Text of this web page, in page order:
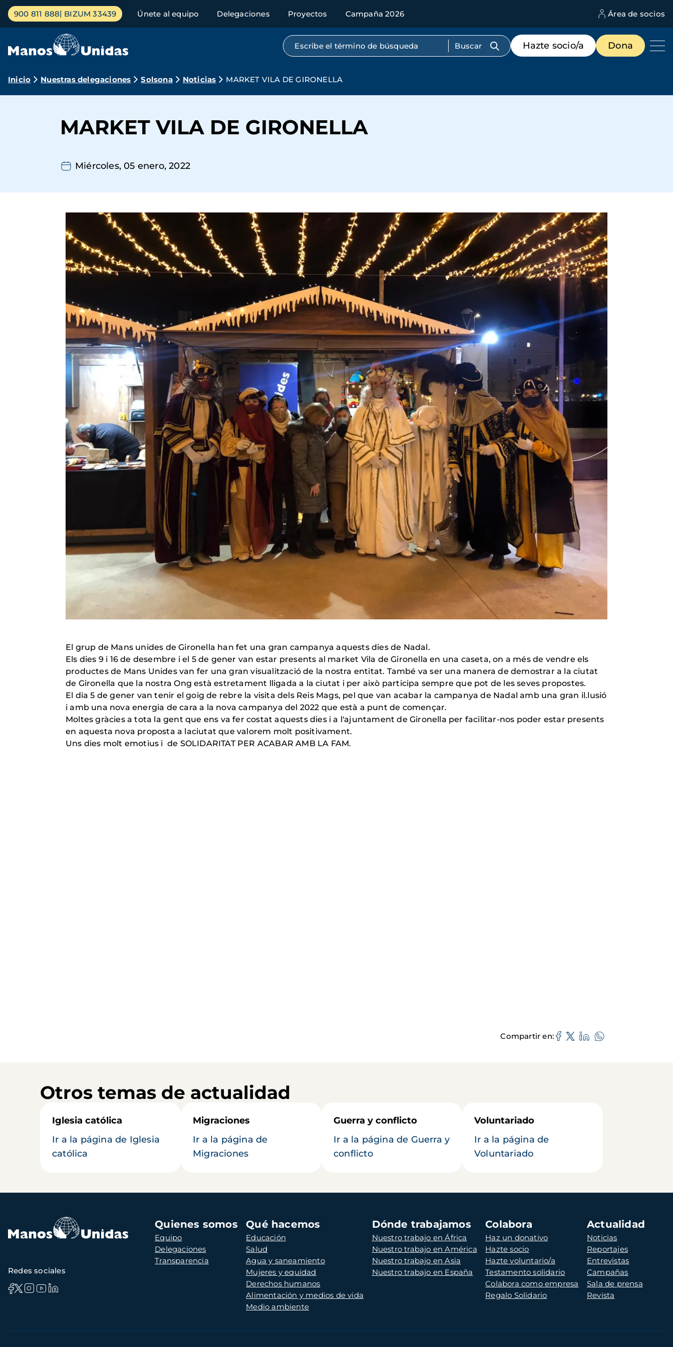
Pasar
contenido
Menú
principal
900 811 888 BIZUM 33439 Únete al equipo Delegaciones Proyectos Campaña 2026 Área de socios
Búsqueda por texto completo
Menú
de
destacados
Hazte socio/a Dona
Ruta
navegación
Inicio Nuestras delegaciones Solsona Noticias MARKET VILA DE GIRONELLA
MARKET VILA DE GIRONELLA
Miércoles, 05 enero, 2022
El grup de Mans unides de Gironella han fet una gran campanya aquests dies de Nadal.
Els dies 9 i 16 de desembre i el 5 de gener van estar presents al market Vila de Gironella en una caseta, on a més de vendre els
productes de Mans Unides van fer una gran visualització de la nostra entitat. També va ser una manera de demostrar a la ciutat
de Gironella que la nostra Ong està estretament lligada a la ciutat i per això participa sempre que pot de les seves propostes.
El dia 5 de gener van tenir el goig de rebre la visita dels Reis Mags, pel que van acabar la campanya de Nadal amb una gran il.lusió
i amb una nova energia de cara a la nova campanya del 2022 que està a punt de començar.
Moltes gràcies a tota la gent que ens va fer costat aquests dies i a l'ajuntament de Gironella per facilitar-nos poder estar presents
en aquesta nova proposta a laciutat que valorem molt positivament.
Uns dies molt emotius i de SOLIDARITAT PER ACABAR AMB LA FAM.
Compartir en
Otros temas de actualidad
Iglesia católica
Ir a la página de Iglesia
católica
Migraciones
Ir a la página de
Migraciones
Guerra y conflicto
Ir a la página de Guerra y
conflicto
Voluntariado
Ir a la página de
Voluntariado
Navegación
principal
Quienes somos
Equipo
Delegaciones
Transparencia
Qué hacemos
Educación
Salud
Agua y saneamiento
Mujeres y equidad
Derechos humanos
Alimentación y medios de vida
Medio ambiente
Dónde trabajamos
Nuestro trabajo en África
Nuestro trabajo en América
Nuestro trabajo en Asia
Nuestro trabajo en España
Colabora
Haz un donativo
Hazte socio
Hazte voluntario/a
Testamento solidario
Colabora como empresa
Regalo Solidario
Actualidad
Noticias
Reportajes
Entrevistas
Campañas
Sala de prensa
Revista
Redes sociales